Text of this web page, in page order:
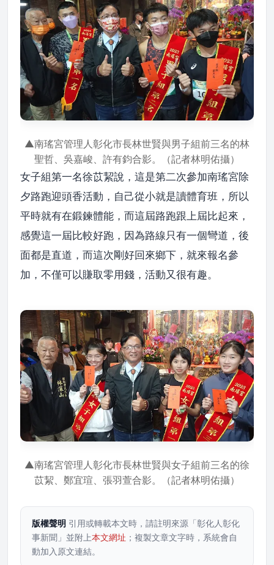
▲南瑤宮管理人彰化市長林世賢與男子組前三名的林
聖哲、吳嘉峻、許有鈞合影。（記者林明佑攝）
女子組第一名徐苡絜說，這是第二次參加南瑤宮除
夕路跑迎頭香活動，自己從小就是讀體育班，所以
平時就有在鍛鍊體能，而這屆路跑跟上屆比起來，
感覺這一屆比較好跑，因為路線只有一個彎道，後
面都是直道，而這次剛好回來鄉下，就來報名參
加，不僅可以賺取零用錢，活動又很有趣。
▲南瑤宮管理人彰化市長林世賢與女子組前三名的徐
苡絜、鄭宜瑄、張羽萱合影。（記者林明佑攝）
版權聲明 引用或轉載本文時，請註明來源「彰化人彰化
事新聞」並附上本文網址 ；複製文章文字時，系統會自
動加入原文連結。